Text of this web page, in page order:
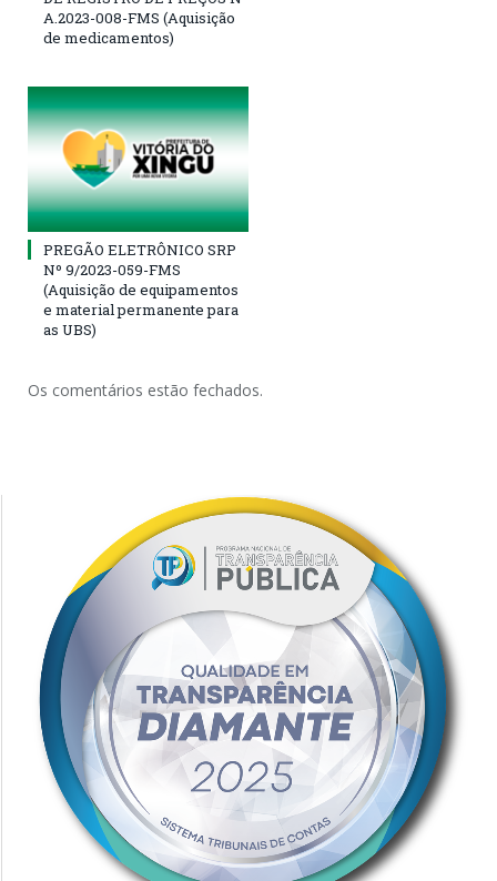
A.2023-008-FMS (Aquisição
de medicamentos)
PREGÃO ELETRÔNICO SRP
Nº 9/2023-059-FMS
(Aquisição de equipamentos
e material permanente para
as UBS)
Os comentários estão fechados.